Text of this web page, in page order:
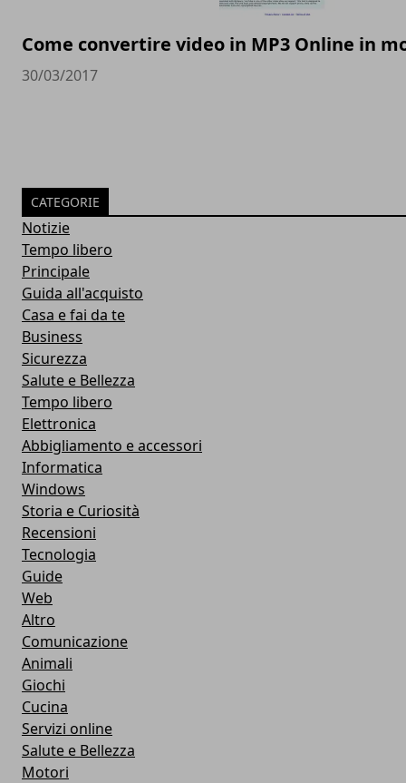
Come convertire video in MP3 Online in
30/03/2017
CATEGORIE
Notizie
Tempo libero
Principale
Guida all'acquisto
Casa e fai da te
Business
Sicurezza
Salute e Bellezza
Tempo libero
Elettronica
Abbigliamento e accessori
Informatica
Windows
Storia e Curiosità
Recensioni
Tecnologia
Guide
Web
Altro
Comunicazione
Animali
Giochi
Cucina
Servizi online
Salute e Bellezza
Motori